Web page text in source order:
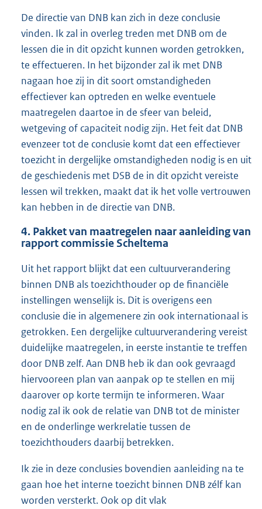
De directie van DNB kan zich in deze conclusie
vinden. Ik zal in overleg treden met DNB om de
lessen die in dit opzicht kunnen worden getrokken,
te effectueren. In het bijzonder zal ik met DNB
nagaan hoe zij in dit soort omstandigheden
effectiever kan optreden en welke eventuele
maatregelen daartoe in de sfeer van beleid,
wetgeving of capaciteit nodig zijn. Het feit dat DNB
evenzeer tot de conclusie komt dat een effectiever
toezicht in dergelijke omstandigheden nodig is en uit
de geschiedenis met DSB de in dit opzicht vereiste
lessen wil trekken, maakt dat ik het volle vertrouwen
kan hebben in de directie van DNB.
4. Pakket van maatregelen naar aanleiding van
rapport commissie Scheltema
Uit het rapport blijkt dat een cultuurverandering
binnen DNB als toezichthouder op de financiële
instellingen wenselijk is. Dit is overigens een
conclusie die in algemenere zin ook internationaal is
getrokken. Een dergelijke cultuurverandering vereist
duidelijke maatregelen, in eerste instantie te treffen
door DNB zelf. Aan DNB heb ik dan ook gevraagd
hiervooreen plan van aanpak op te stellen en mij
daarover op korte termijn te informeren. Waar
nodig zal ik ook de relatie van DNB tot de minister
en de onderlinge werkrelatie tussen de
toezichthouders daarbij betrekken.
Ik zie in deze conclusies bovendien aanleiding na te
gaan hoe het interne toezicht binnen DNB zélf kan
worden versterkt. Ook op dit vlak